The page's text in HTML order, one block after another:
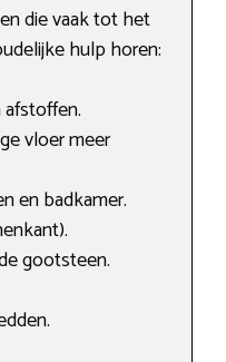
die vaak tot het
hulp horen:
vloer meer
en badkamer.
gootsteen.